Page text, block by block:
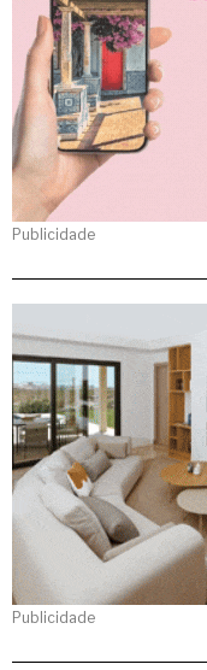
Publicidade
Publicidade